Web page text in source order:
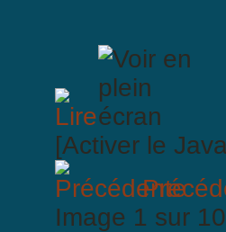
[Activer le
Image 1 sur